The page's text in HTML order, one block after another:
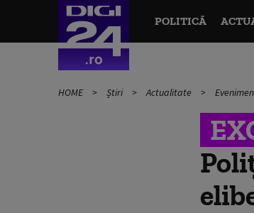
POLITICĂ
HOME Știri Actualitate